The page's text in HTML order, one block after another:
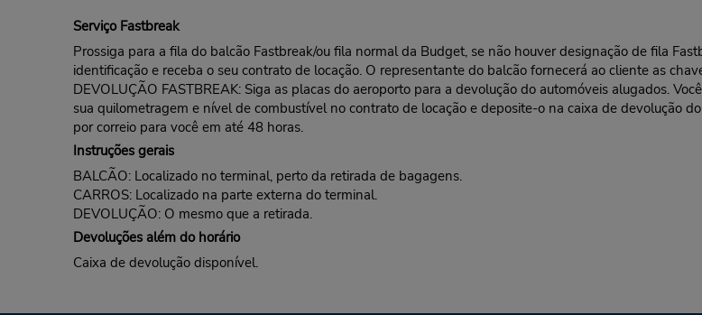
Serviço Fastbreak
Prossiga para a fila do balcão Fastbreak/ou fila normal da Budget, se não houver designação de fila
identificação e receba o seu contrato de locação. O representante do balcão fornecerá ao cliente as
DEVOLUÇÃO FASTBREAK: Siga as placas do aeroporto para a devolução do automóveis alugados.
sua quilometragem e nível de combustível no contrato de locação e deposite-o na caixa de devolução
por correio para você em até 48 horas.
Instruções gerais
BALCÃO: Localizado no terminal, perto da retirada de bagagens.
CARROS: Localizado na parte externa do terminal.
DEVOLUÇÃO: O mesmo que a retirada.
Devoluções além do horário
Caixa de devolução disponível.